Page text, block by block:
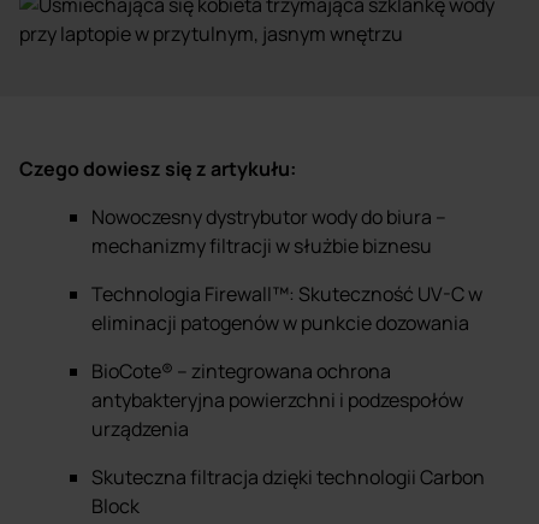
Czego dowiesz się z artykułu:
Nowoczesny dystrybutor wody do biura –
mechanizmy filtracji w służbie biznesu
Technologia Firewall™: Skuteczność UV-C w
eliminacji patogenów w punkcie dozowania
BioCote® – zintegrowana ochrona
antybakteryjna powierzchni i podzespołów
urządzenia
Skuteczna filtracja dzięki technologii Carbon
Block